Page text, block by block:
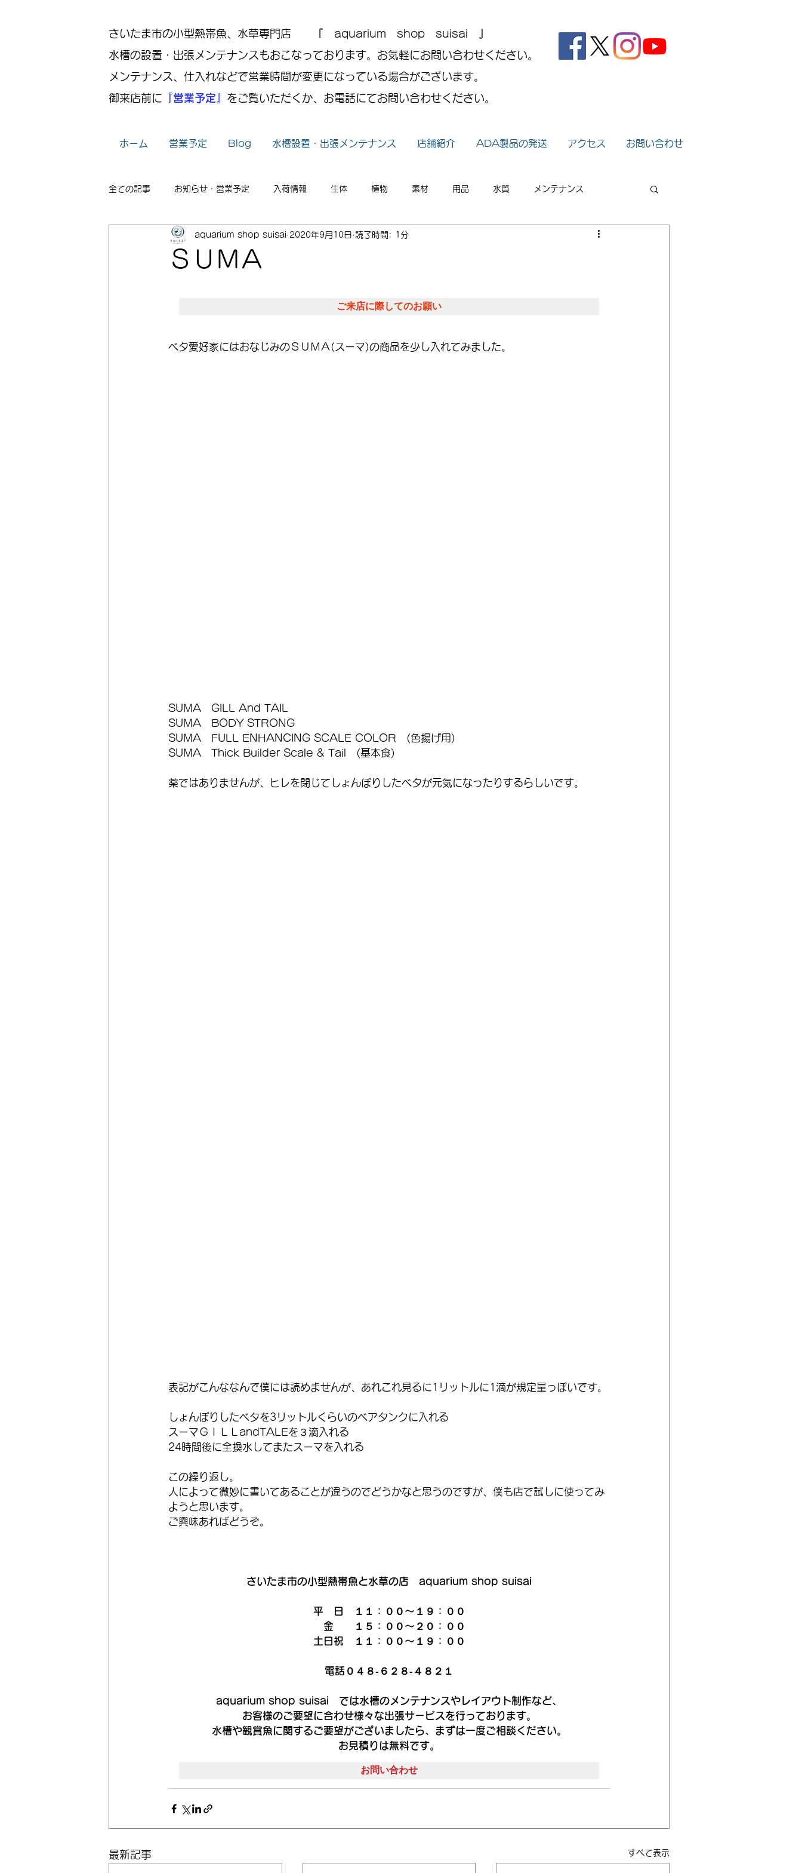
さいたま市の小型熱帯魚、水草専門店 『 aquarium shop suisai 』
水槽の設置・出張メンテナンスもおこなっております。お気軽にお問い合わせください。
メンテナンス、仕入れなどで営業時間が変更になっている場合がございます。
御来店前に 『営業予定』 をご覧いただくか、お電話にてお問い合わせください。
ホーム 営業予定 Blog 水槽設置・出張メンテナンス 店舗紹介 ADA製品の発送 アクセス お問い合わせ
全ての記事 お知らせ・営業予定 入荷情報 生体 植物 素材 用品 水質 メンテナンス
レイアウト 出張メンテナンス 小ネタ 2026年 2025年
ＳＵＭＡ
aquarium shop suisai 2020年9月10日 読了時間: 1分
ご来店に際してのお願い
ベタ愛好家にはおなじみのＳＵＭＡ(スーマ)の商品を少し入れてみました。
SUMA　GILL And TAIL
SUMA　BODY STRONG
SUMA　FULL ENHANCING SCALE COLOR　(色揚げ用)
SUMA　Thick Builder Scale & Tail　(基本食)
薬ではありませんが、ヒレを閉じてしょんぼりしたベタが元気になったりするらしいです。
表記がこんななんで僕には読めませんが、あれこれ見るに1リットルに1滴が規定量っぽいです。
しょんぼりしたベタを3リットルくらいのベアタンクに入れる
スーマＧＩＬＬandTALEを３滴入れる
24時間後に全換水してまたスーマを入れる
この繰り返し。
人によって微妙に書いてあることが違うのでどうかなと思うのですが、僕も店で試しに使ってみ
ようと思います。
ご興味あればどうぞ。
さいたま市の小型熱帯魚と水草の店　aquarium shop suisai
平　日　１１：００～１９：００
金　　１５：００～２０：００
土日祝　１１：００～１９：００
電話０４８‐６２８‐４８２１
aquarium shop suisai　では水槽のメンテナンスやレイアウト制作など、
お客様のご要望に合わせ様々な出張サービスを行っております。
水槽や観賞魚に関するご要望がございましたら、まずは一度ご相談ください。
お見積りは無料です。
お問い合わせ
最新記事 すべて表示